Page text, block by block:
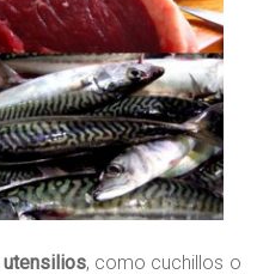
utensilios, como cuchillos o